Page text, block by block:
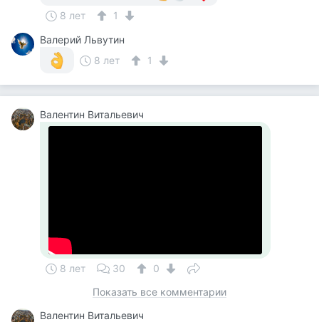
8 лет
1
Валерий Львутин
8 лет
1
Валентин Витальевич
8 лет 30
0
Показать все комментарии
Валентин Витальевич